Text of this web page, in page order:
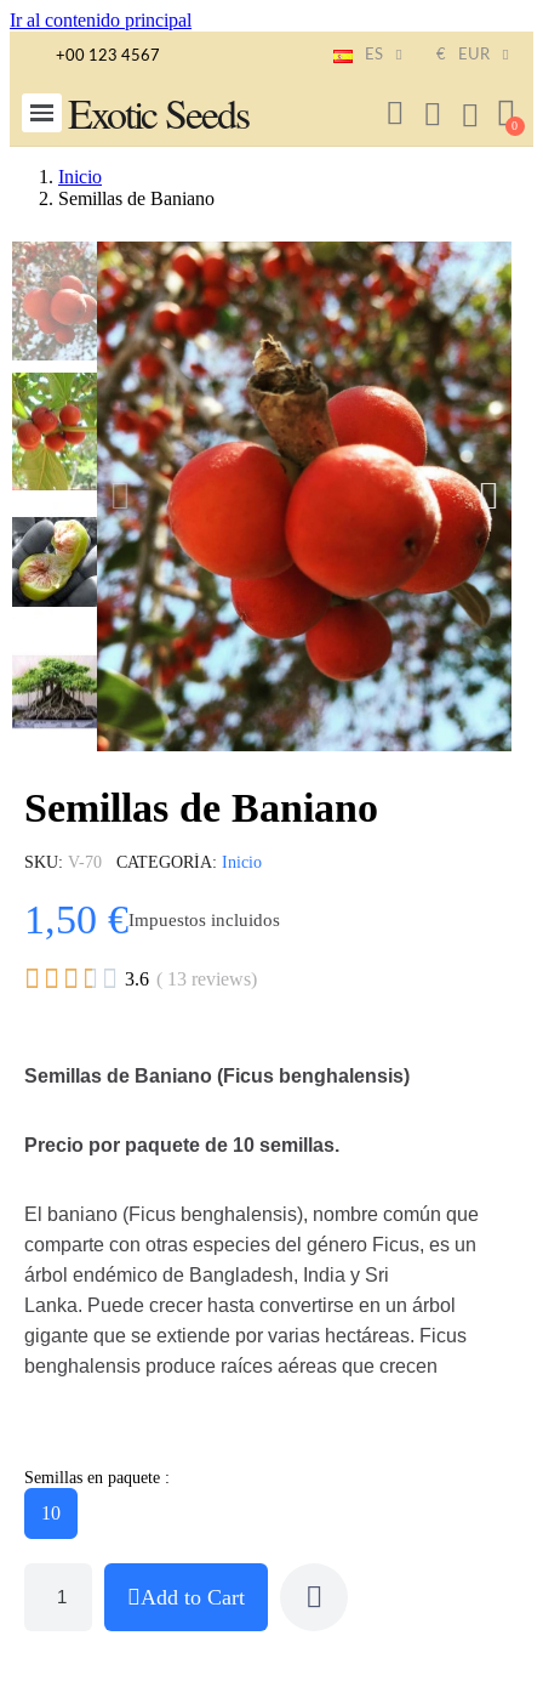
Ir al contenido principal
+00 123 4567 ES € EUR
Exotic Seeds
Inicio
Semillas de Baniano
Semillas de Baniano
SKU V-70 CATEGORÍA Inicio
1,50 €Impuestos incluidos
     3.6 ( 13 reviews)
Semillas de Baniano (Ficus benghalensis)
Precio por paquete de 10 semillas.
El baniano (Ficus benghalensis), nombre común que
comparte con otras especies del género Ficus, es un
árbol endémico de Bangladesh, India y Sri
Lanka. Puede crecer hasta convertirse en un árbol
gigante que se extiende por varias hectáreas. Ficus
benghalensis produce raíces aéreas que crecen
Semillas en paquete :
10
Add to Cart